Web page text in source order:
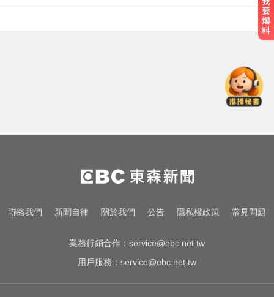
民黨1縣市穩贏
葉門軍方：青年運動恢復攻擊紅海
6.4萬名股東注意！三商壽下市倒數
聯絡我們 新聞自律 關於我們 公告 隱私權政策 常見問題
業務行銷合作： service@ebc.net.tw
用戶服務： service@ebc.net.tw